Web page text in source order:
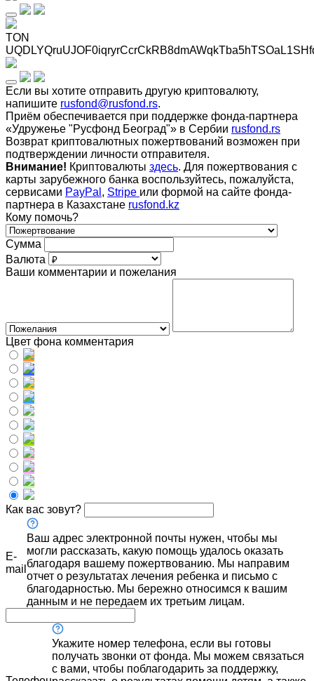
TON
Если вы хотите отправить другую криптовалюту,
напишите rusfond@rusfond.rs.
Приём обеспечивается при поддержке фонда-партнера
«Удружење "Русфонд Београд"» в Сербии rusfond.rs
Возврат криптовалютных пожертвований возможен при
подтверждении личности отправителя.
Внимание! Криптовалюты здесь. Для пожертвования с
карты зарубежного банка воспользуйтесь, пожалуйста,
сервисами PayPal , Stripe или формой на сайте фонда-
партнера в Казахстане rusfond.kz
Кому помочь?
Сумма
Валюта
Ваши комментарии и пожелания
Цвет фона комментария
Как вас зовут?
E-
mail
Ваш адрес электронной почты нужен, чтобы мы
могли рассказать, какую помощь удалось оказать
благодаря вашему пожертвованию. Мы направим
отчет о результатах лечения ребенка и письмо с
благодарностью. Мы бережно относимся к вашим
данным и не передаем их третьим лицам.
Укажите номер телефона, если вы готовы
получать звонки от фонда. Мы можем связаться
с вами, чтобы поблагодарить за поддержку,